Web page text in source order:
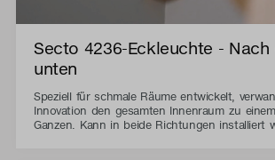
Secto 4236-Eckleuchte - Nach
unten
Speziell für schmale Räume entwickelt,
Innovation den gesamten Innenraum zu
Ganzen. Kann in beide Richtungen installiert